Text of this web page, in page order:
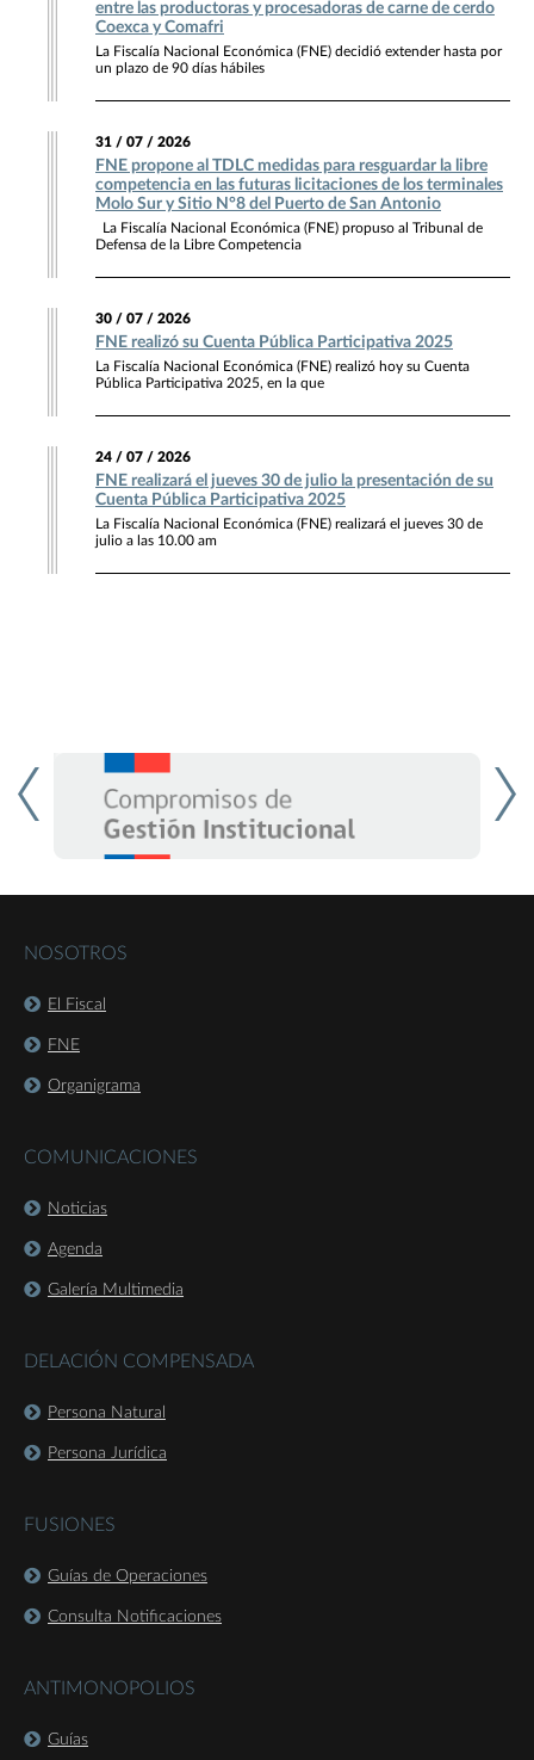
entre las productoras y procesadoras de carne de cerdo
Coexca y Comafri
La Fiscalía Nacional Económica (FNE) decidió extender hasta por
un plazo de 90 días hábiles
31 / 07 / 2026
FNE propone al TDLC medidas para resguardar la libre
competencia en las futuras licitaciones de los terminales
Molo Sur y Sitio N°8 del Puerto de San Antonio
La Fiscalía Nacional Económica (FNE) propuso al Tribunal de
Defensa de la Libre Competencia
30 / 07 / 2026
FNE realizó su Cuenta Pública Participativa 2025
La Fiscalía Nacional Económica (FNE) realizó hoy su Cuenta
Pública Participativa 2025, en la que
24 / 07 / 2026
FNE realizará el jueves 30 de julio la presentación de su
Cuenta Pública Participativa 2025
La Fiscalía Nacional Económica (FNE) realizará el jueves 30 de
julio a las 10.00 am
NOSOTROS
El Fiscal
FNE
Organigrama
COMUNICACIONES
Noticias
Agenda
Galería Multimedia
DELACIÓN COMPENSADA
Persona Natural
Persona Jurídica
FUSIONES
Guías de Operaciones
Consulta Notificaciones
ANTIMONOPOLIOS
Guías